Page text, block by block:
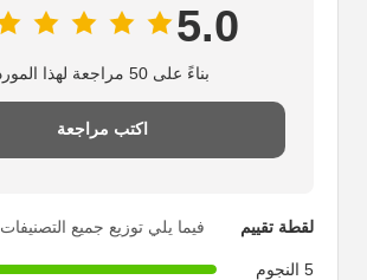
5.0
بناءً على 50 مراجعة لهذا المورد
اكتب مراجعة
لقطة تقييم فيما يلي توزيع جميع التصنيفات
5 النجوم